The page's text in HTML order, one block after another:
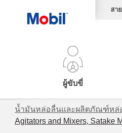
สา
ผู้ขับขี่
น้ำมันหล่อลื่นและผลิตภัณฑ์หล่อ
Agitators and Mixers, Satake